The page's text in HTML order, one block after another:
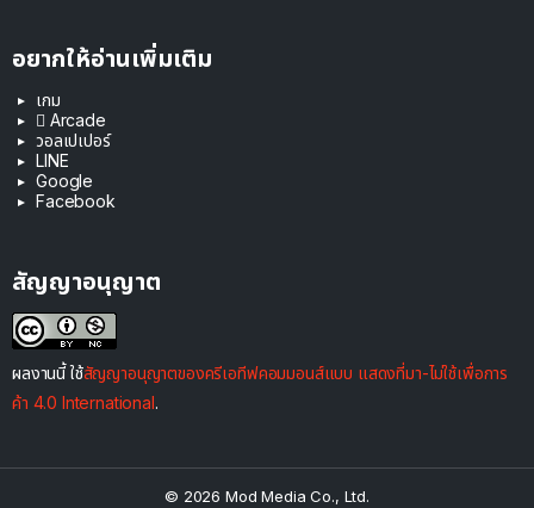
อยากให้อ่านเพิ่มเติม
เกม
 Arcade
วอลเปเปอร์
LINE
Google
Facebook
สัญญาอนุญาต
ผลงานนี้ ใช้สัญญาอนุญาตของครีเอทีฟคอมมอนส์แบบ แสดงที่มา-ไม่ใช้เพื่อการ
ค้า 4.0 International.
© 2026 Mod Media Co., Ltd.